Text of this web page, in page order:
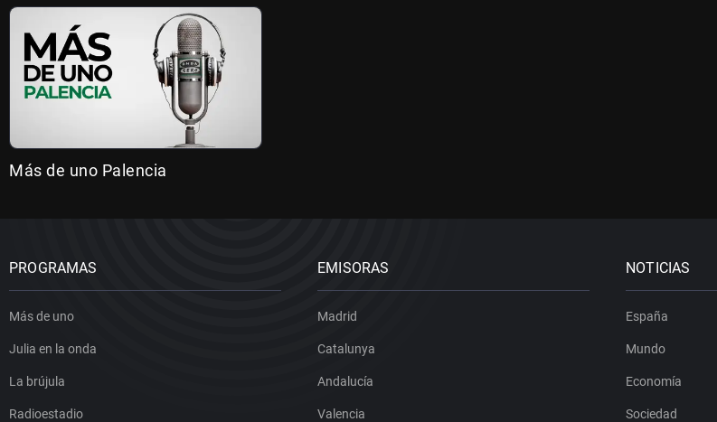
Más de uno Palencia
PROGRAMAS
Más de uno
Julia en la onda
La brújula
Radioestadio
EMISORAS
Madrid
Catalunya
Andalucía
Valencia
NOTICIAS
España
Mundo
Economía
Sociedad